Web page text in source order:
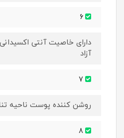
دارای خاصیت آنتی
آزاد
روشن کننده پوست ناحیه